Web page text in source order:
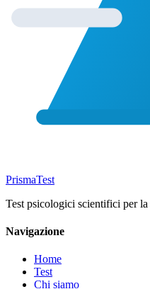
PrismaTest
Test psicologici scientifici per la
Navigazione
Home
Test
Chi siamo